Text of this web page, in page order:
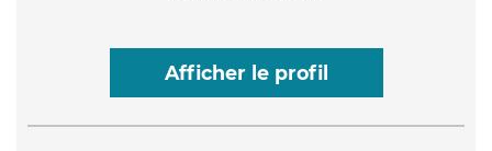
Afficher le profil